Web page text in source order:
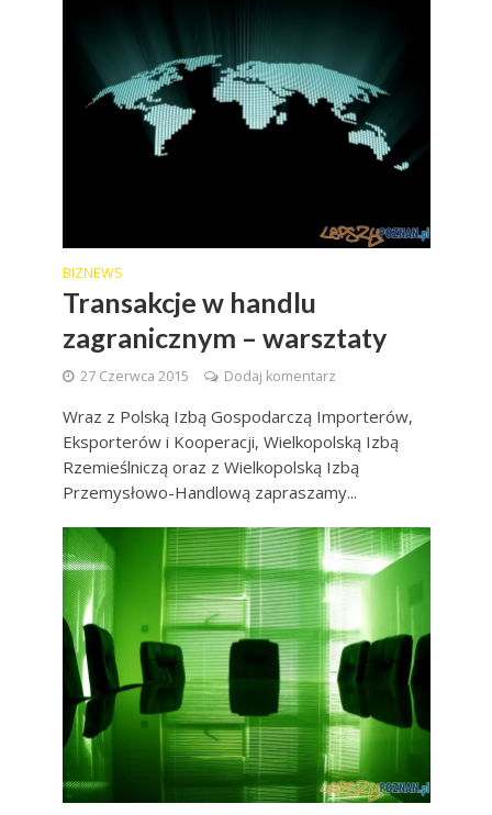
BIZNEWS
Transakcje w handlu
zagranicznym – warsztaty
27 Czerwca 2015 Dodaj komentarz
Wraz z Polską Izbą Gospodarczą Importerów,
Eksporterów i Kooperacji, Wielkopolską Izbą
Rzemieślniczą oraz z Wielkopolską Izbą
Przemysłowo-Handlową zapraszamy...